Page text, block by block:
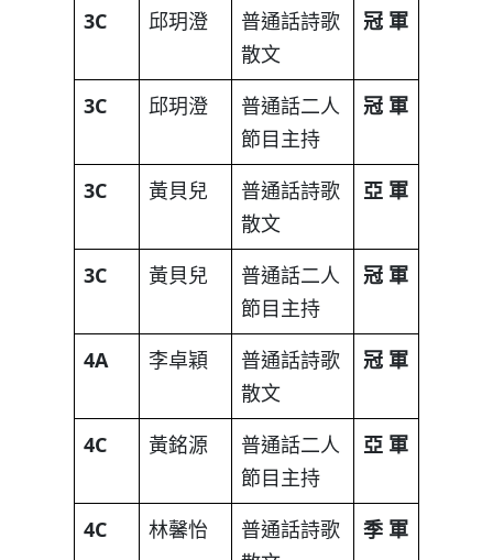
3C 邱玥澄
普通話詩歌
散文
冠 軍
3C 邱玥澄
普通話二人
節目主持
冠 軍
3C 黃貝兒
普通話詩歌
散文
亞 軍
3C 黃貝兒
普通話二人
節目主持
冠 軍
4A 李卓穎
普通話詩歌
散文
冠 軍
4C 黃銘源
普通話二人
節目主持
亞 軍
4C 林馨怡
普通話詩歌
季 軍